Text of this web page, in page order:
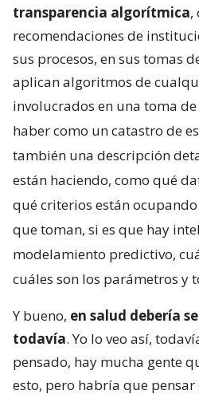
transparencia algorítmica,
recomendaciones de
sus procesos, en sus tomas
aplican algoritmos de
involucrados en una toma
haber como un catastro de
también una descripción
están haciendo, como qué
qué criterios están
que toman, si es que hay
modelamiento predictivo,
cuáles son los parámetros y
Y bueno, en salud debería
todavía. Yo lo veo así,
pensado, hay mucha gente
esto, pero habría que